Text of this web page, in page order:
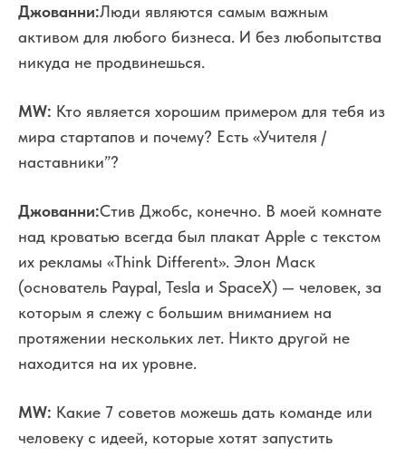
Джованни:Люди являются самым важным
активом для любого бизнеса. И без любопытства
никуда не продвинешься.
MW: Кто является хорошим примером для тебя из
мира стартапов и почему? Есть «Учителя /
наставники”?
Джованни:Стив Джобс, конечно. В моей комнате
над кроватью всегда был плакат Apple с текстом
их рекламы «Think Different». Элон Маск
(основатель Paypal, Tesla и SpaceX) — человек, за
которым я слежу с большим вниманием на
протяжении нескольких лет. Никто другой не
находится на их уровне.
MW: Какие 7 советов можешь дать команде или
человеку с идеей, которые хотят запустить